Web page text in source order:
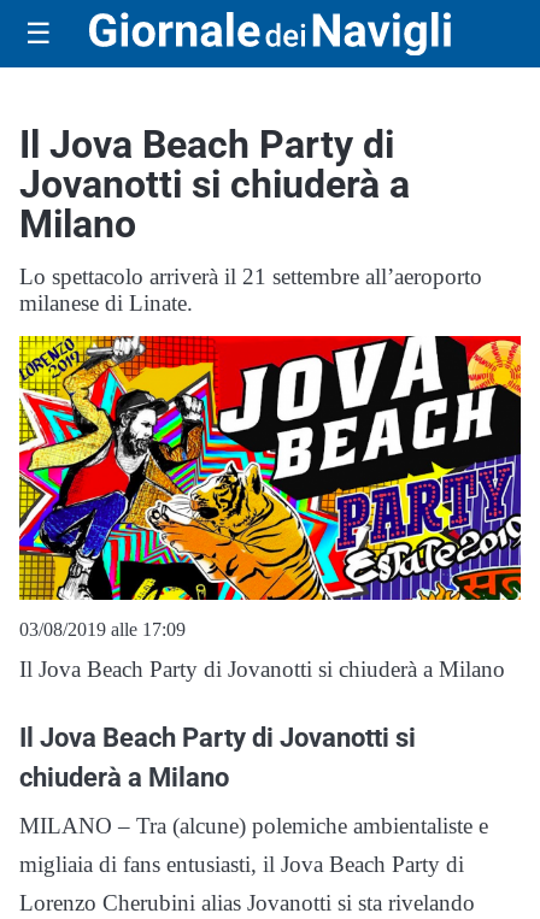
☰
Il Jova Beach Party di
Jovanotti si chiuderà a
Milano
Lo spettacolo arriverà il 21 settembre all’aeroporto
milanese di Linate.
03/08/2019 alle 17:09
Il Jova Beach Party di Jovanotti si chiuderà a Milano
Il Jova Beach Party di Jovanotti si
chiuderà a Milano
MILANO – Tra (alcune) polemiche ambientaliste e
migliaia di fans entusiasti, il Jova Beach Party di
Lorenzo Cherubini alias Jovanotti si sta rivelando